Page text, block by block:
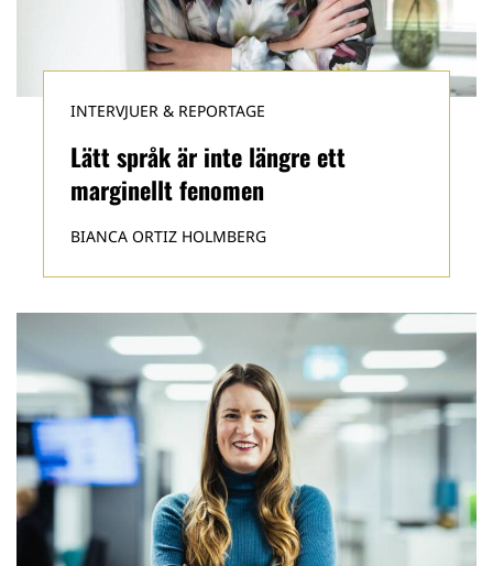
Lätt språk är inte längre ett
marginellt fenomen
INTERVJUER & REPORTAGE
BIANCA ORTIZ HOLMBERG